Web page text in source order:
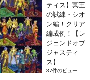
ティス】冥王
の試練・シオ
ン編！クリア
編成例！【レ
ジェンドオブ
ジャスティ
ス】
37件のビュー